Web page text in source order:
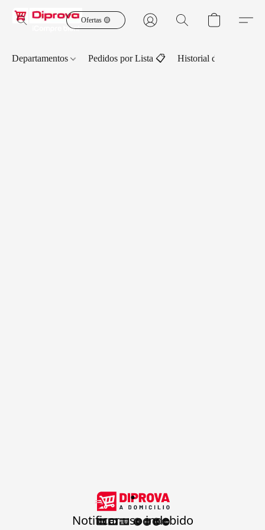
Ofertas 🟡
Departamentos Pedidos por Lista 📋 Historial de Pedidos
.
Notificar uso indebido